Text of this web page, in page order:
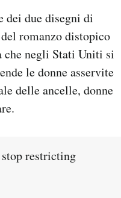
dei due disegni di
romanzo distopico
che negli Stati Uniti si
le donne asservite
delle ancelle, donne
stop restricting